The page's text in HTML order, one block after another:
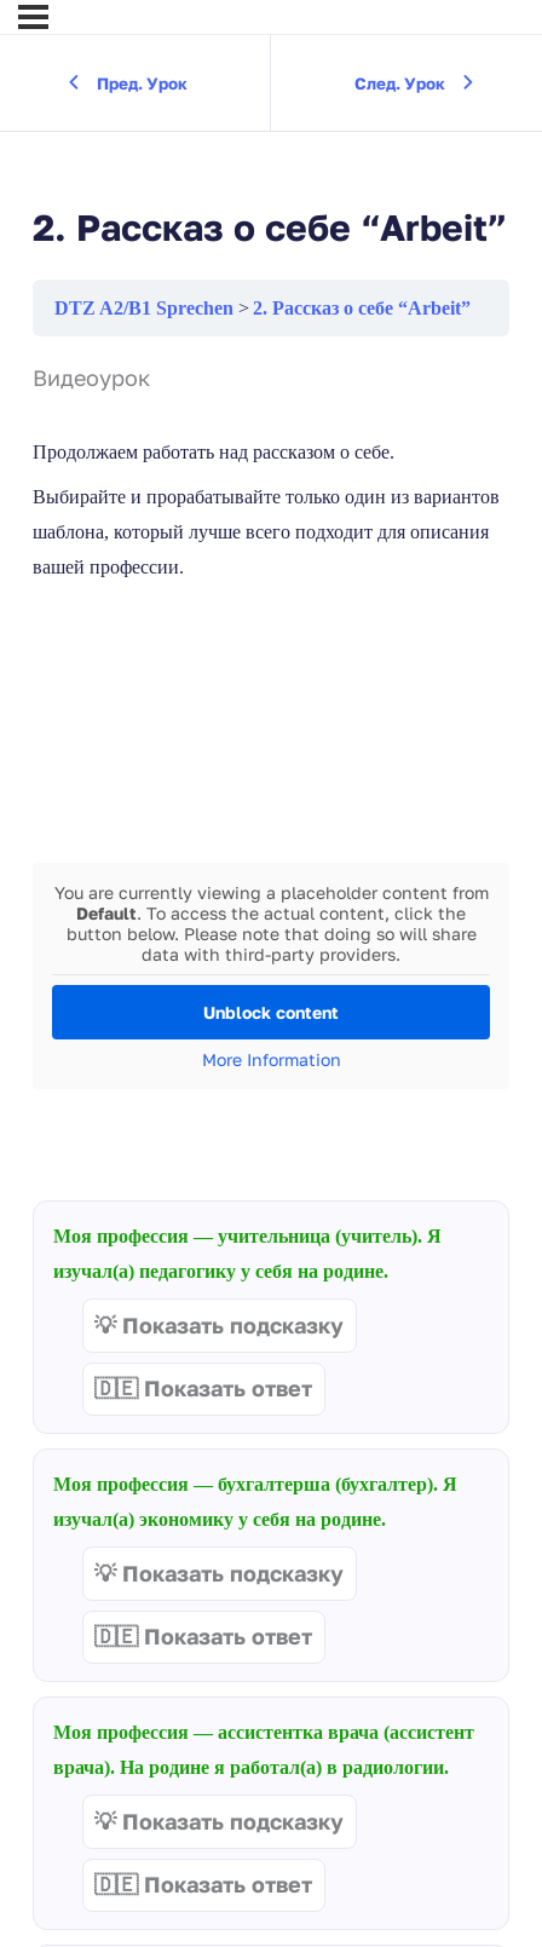
Пред. Урок След. Урок
2. Рассказ о себе “Arbeit”
DTZ A2/B1 Sprechen 2. Рассказ о себе “Arbeit”
Видеоурок
Продолжаем работать над рассказом о себе.
Выбирайте и прорабатывайте только один из вариантов
шаблона, который лучше всего подходит для описания
вашей профессии.
You are currently viewing a placeholder content from
Default. To access the actual content, click the
button below. Please note that doing so will share
data with third-party providers.
Unblock content
More Information
Моя профессия — учительница (учитель). Я
изучал(а) педагогику у себя на родине.
💡 Показать подсказку
🇩🇪 Показать ответ
Моя профессия — бухгалтерша (бухгалтер). Я
изучал(а) экономику у себя на родине.
💡 Показать подсказку
🇩🇪 Показать ответ
Моя профессия — ассистентка врача (ассистент
врача). На родине я работал(а) в радиологии.
💡 Показать подсказку
🇩🇪 Показать ответ